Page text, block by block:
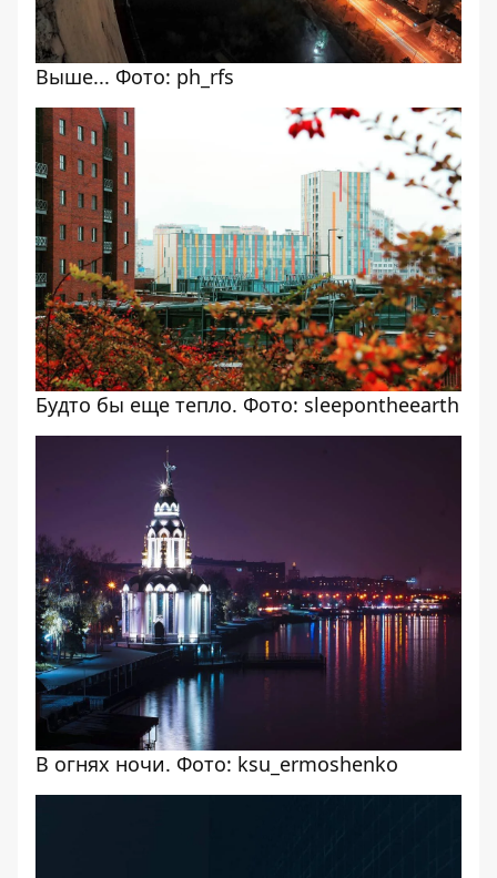
Выше... Фото: ph_rfs
Будто бы еще тепло. Фото: sleepontheearth
В огнях ночи. Фото: ksu_ermoshenko